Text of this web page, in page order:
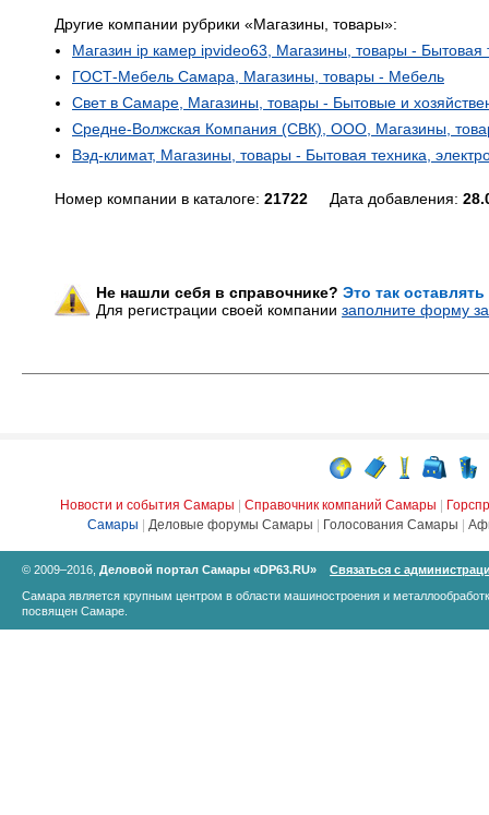
Другие компании рубрики «Магазины, товары»:
Магазин ip камер ipvideo63, Магазины, товары - Бытовая
ГОСТ-Мебель Самара, Магазины, товары - Мебель
Свет в Самаре, Магазины, товары - Бытовые и
Средне-Волжская Компания (СВК), ООО, Магазины,
Вэд-климат, Магазины, товары - Бытовая техника,
Номер компании в каталоге: 21722 Дата добавления:
Не нашли себя в справочнике? Это так
Для регистрации своей компании заполните форму
Новости и события Самары Справочник компаний Самары
Самары
Деловые форумы Самары Голосования Самары
© 2009–2016, Деловой портал Самары «DP63.RU»
Связаться с
Самара является крупным центром в области машиностроения и
посвящен Самаре.